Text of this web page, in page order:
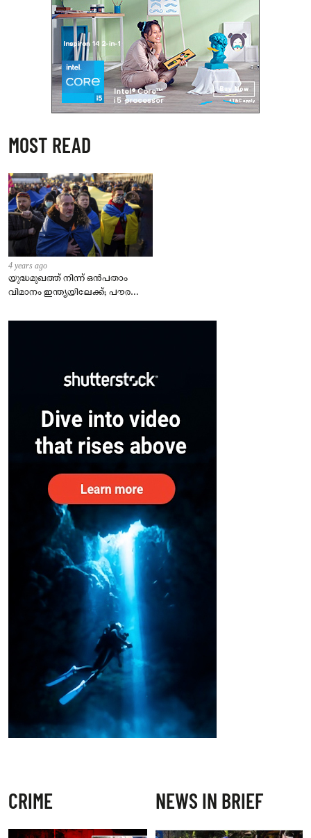
MOST READ
4 years ago
യുദ്ധമുഖത്ത് നിന്ന് ഒൻപതാം
വിമാനം ഇന്ത്യയിലേക്ക്; പൗരന്മാർ
– കേന്ദ്രം
CRIME NEWS IN BRIEF